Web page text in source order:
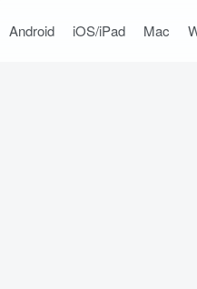
Android iOS/iPad Mac